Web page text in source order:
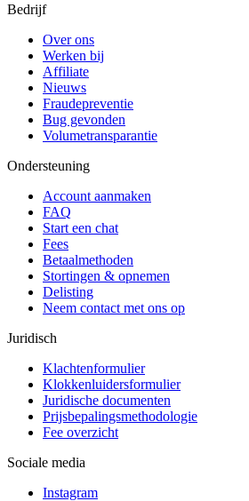
Bedrijf
Over ons
Werken bij
Affiliate
Nieuws
Fraudepreventie
Bug gevonden
Volumetransparantie
Ondersteuning
Account aanmaken
FAQ
Start een chat
Fees
Betaalmethoden
Stortingen & opnemen
Delisting
Neem contact met ons op
Juridisch
Klachtenformulier
Klokkenluidersformulier
Juridische documenten
Prijsbepalingsmethodologie
Fee overzicht
Sociale media
Instagram